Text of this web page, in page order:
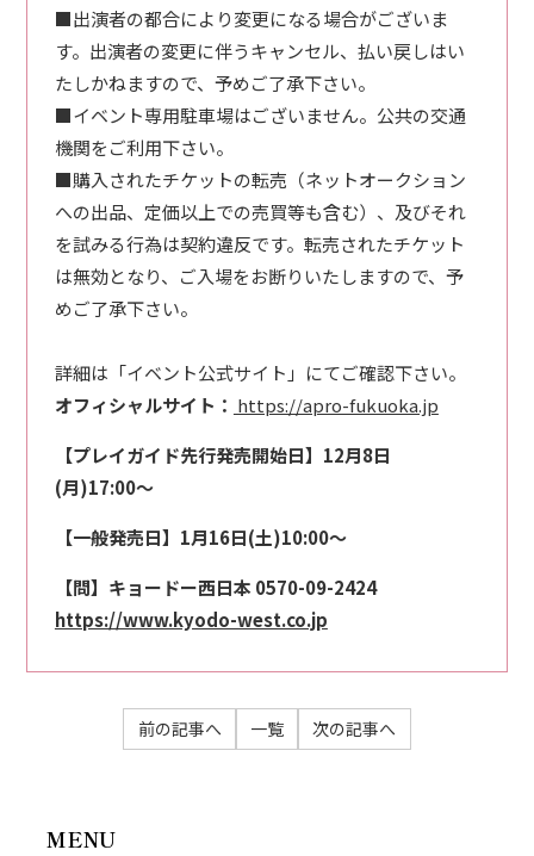
■出演者の都合により変更になる場合がございま
す。出演者の変更に伴うキャンセル、払い戻しはい
たしかねますので、予めご了承下さい。
■イベント専用駐車場はございません。公共の交通
機関をご利用下さい。
■購入されたチケットの転売（ネットオークション
への出品、定価以上での売買等も含む）、及びそれ
を試みる行為は契約違反です。転売されたチケット
は無効となり、ご入場をお断りいたしますので、予
めご了承下さい。
詳細は「イベント公式サイト」にてご確認下さい。
オフィシャルサイト： https://apro-fukuoka.jp
【プレイガイド先行発売開始日】12月8日
(月)17:00〜
【一般発売日】1月16日(土)10:00〜
【問】キョードー西日本 0570-09-2424
https://www.kyodo-west.co.jp
前の記事へ 一覧 次の記事へ
MENU